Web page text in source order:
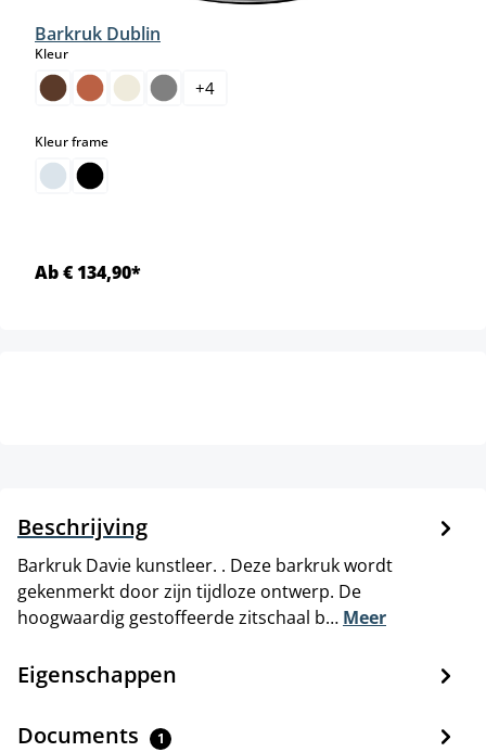
Barkruk Dublin
Kleurselect
+4
Kleur frameselect
Ab € 134,90*
Beschrijving
Barkruk Davie kunstleer. . Deze barkruk wordt
gekenmerkt door zijn tijdloze ontwerp. De
hoogwaardig gestoffeerde zitschaal b… Meer
Eigenschappen
Documents 1